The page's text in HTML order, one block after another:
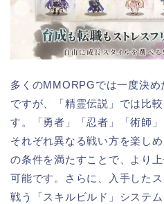
多くのMMORPGでは一度決
ですが、「精霊伝説」では比
す。「勇者」「忍者」「術師
それぞれ異なる戦い方を楽し
の条件を満たすことで、より
可能です。さらに、入手した
戦う「スキルビルド」システ